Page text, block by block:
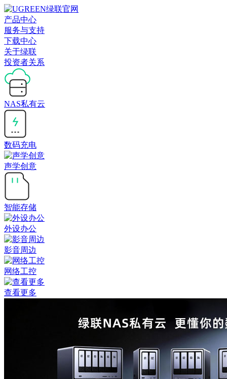
产品中心
服务与支持
下载中心
关于绿联
投资者关系
NAS私有云
数码充电
声学创意
智能存储
外设办公
影音周边
网络工控
查看更多